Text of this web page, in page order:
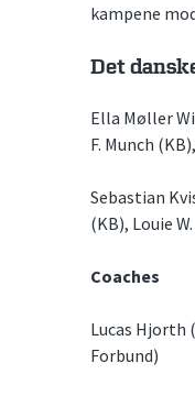
kampene
Det
Ella Møller
F. Munch
Sebastian
(KB), Louie
Coaches
Lucas Hjorth
Forbund)